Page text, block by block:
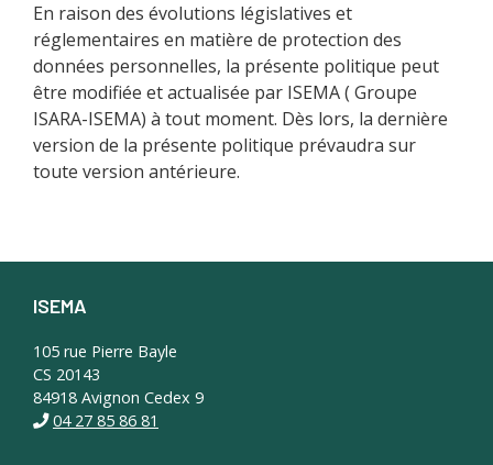
En raison des évolutions législatives et
réglementaires en matière de protection des
données personnelles, la présente politique peut
être modifiée et actualisée par ISEMA ( Groupe
ISARA-ISEMA) à tout moment. Dès lors, la dernière
version de la présente politique prévaudra sur
toute version antérieure.
Footer
ISEMA
105 rue Pierre Bayle
CS 20143
84918 Avignon Cedex 9
04 27 85 86 81